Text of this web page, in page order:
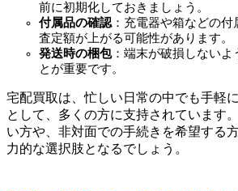
前に初期化しておきましょう。
付属品の確認：充電器や箱などの付
査定額が上がる可能性があります。
発送時の梱包：端末が破損しないよ
とが重要です。
宅配買取は、忙しい日常の中でも手軽
として、多くの方に支持されています
い方や、非対面での手続きを希望する
力的な選択肢となるでしょう。